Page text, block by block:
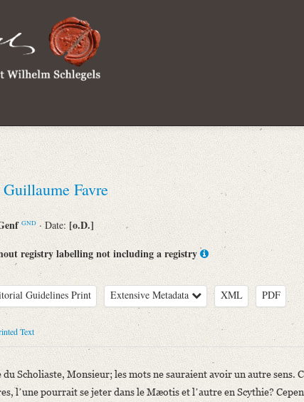
Guillaume Favre
GND · Date: [o.D.]
registry labelling not including a registry
Guidelines Print Extensive Metadata XML PDF
Text
Scholiaste, Monsieur; les mots ne sauraient avoir un autre
lʼune pourrait se jeter dans le Mæotis et lʼautre en Scythie?